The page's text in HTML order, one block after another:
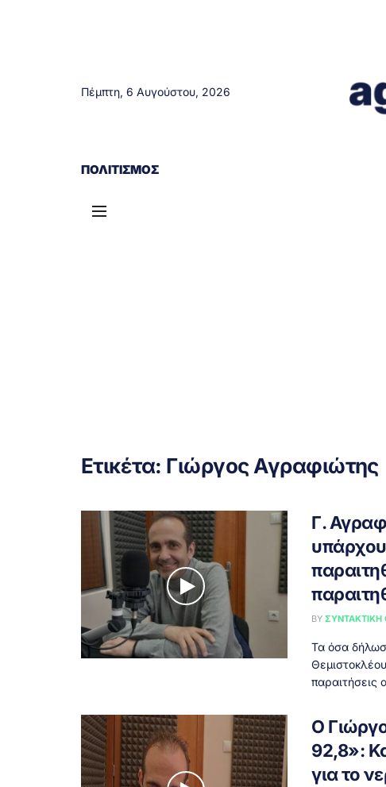
Πέμπτη, 6 Αυγούστου, 2026
ΠΟΛΙΤΙΣΜΌΣ
Ετικέτα: Γιώργος Αγραφιώτης
Γ.
BY
Τα όσα
παραιτήσεις
O
92,8»:
για το